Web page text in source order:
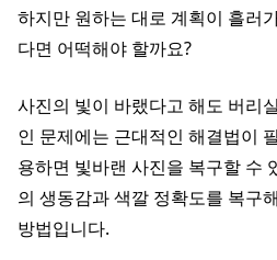
하지만 원하는 대로 계획이 흘러
다면 어떡해야 할까요?
사진의 빛이 바랬다고 해도 버리
인 문제에는 근대적인 해결법이
용하면 빛바랜 사진을 복구할 수
의 생동감과 색깔 정확도를 복구
방법입니다.